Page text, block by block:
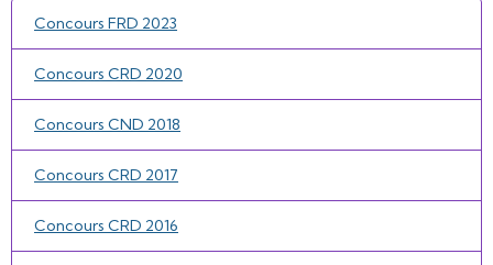
Concours FRD 2023
Concours CRD 2020
Concours CND 2018
Concours CRD 2017
Concours CRD 2016